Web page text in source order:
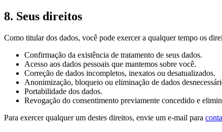
8. Seus direitos
Como titular dos dados, você pode exercer a qualquer tempo os
Confirmação da existência de tratamento de seus dados.
Acesso aos dados pessoais que mantemos sobre você.
Correção de dados incompletos, inexatos ou desatualizados.
Anonimização, bloqueio ou eliminação de dados
Portabilidade dos dados.
Revogação do consentimento previamente concedido e
Para exercer qualquer um destes direitos, envie um e-mail para